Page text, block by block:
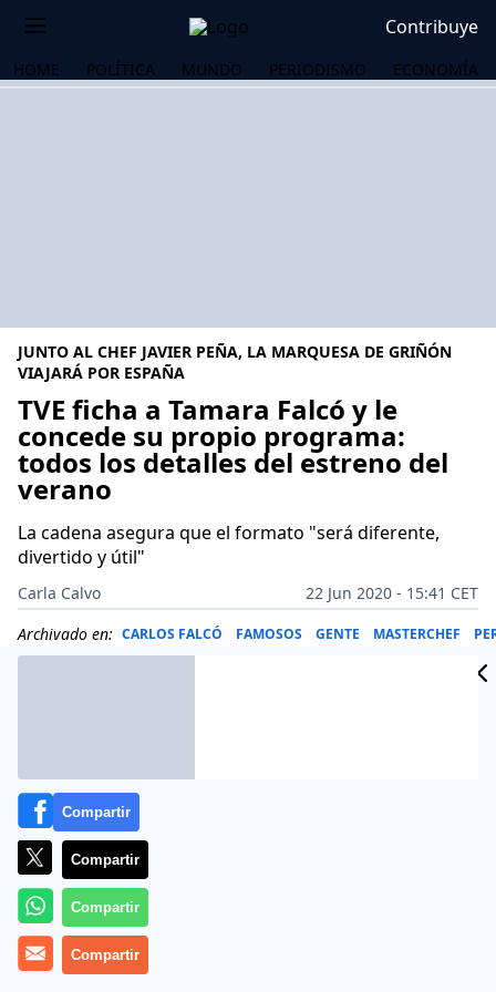
Contribuye
HOME POLÍTICA MUNDO PERIODISMO ECONOMÍA
JUNTO AL CHEF JAVIER PEÑA, LA MARQUESA DE GRIÑÓN
VIAJARÁ POR ESPAÑA
TVE ficha a Tamara Falcó y le
concede su propio programa:
todos los detalles del estreno del
verano
La cadena asegura que el formato "será diferente,
divertido y útil"
Carla Calvo
22 Jun 2020 - 15:41 CET
Archivado en: CARLOS FALCÓ FAMOSOS GENTE MASTERCHEF
Compartir
Compartir
Compartir
Compartir